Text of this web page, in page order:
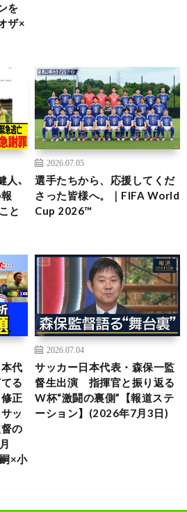
を
ザ×
人､
と
2026.07.05
選手たちから、応援してくだ
さった皆様へ。｜FIFA World
Cup 2026™
代
る
正
ッ
の
×小
2026.07.04
サッカー日本代表・森保一監
督生出演 指揮官と振り返る
W杯“激闘の裏側”【報道ステ
ーション】(2026年7月3日)